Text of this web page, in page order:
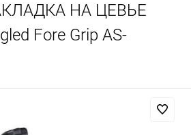
НА ЦЕВЬЕ
Fore Grip AS-